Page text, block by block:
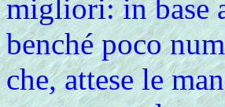
migliori: in base
benché poco
che, attese le